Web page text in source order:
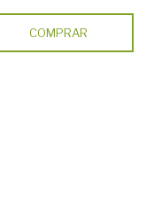
COMPRAR